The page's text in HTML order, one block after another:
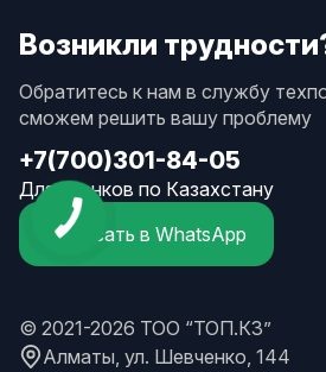
Возникли
Обратитесь к нам в службу
сможем решить вашу проблему
+7(700)301-84-05
Для звонков по Казахстану
Написать в WhatsApp
© 2021-2026 ТОО “ТОП.КЗ”
Алматы, ул. Шевченко, 144